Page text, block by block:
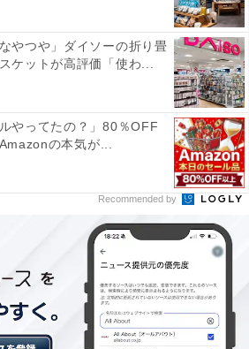
】Pioneerの人気商品5選
」
やつや」ダイソーの折り畳
ケットが高評価「使わ...
やってたの？」80％OFF
の本気が...
Recommended by